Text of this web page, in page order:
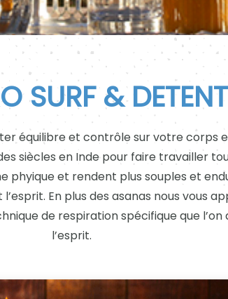
SURF &
équilibre et contrôle sur votre corps
siècles en Inde pour faire travailler
phyique et rendent plus souples et
En plus des asanas nous vous
de respiration spécifique que
l’esprit.